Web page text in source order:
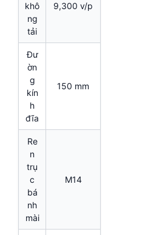
khô
ng
tải
9,300 v/p
Đư
ờn
g
kín
h
đĩa
150 mm
Re
n
trụ
c
bá
nh
mài
M14